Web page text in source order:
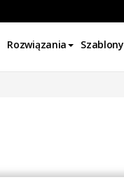
Rozwiązania Szablony